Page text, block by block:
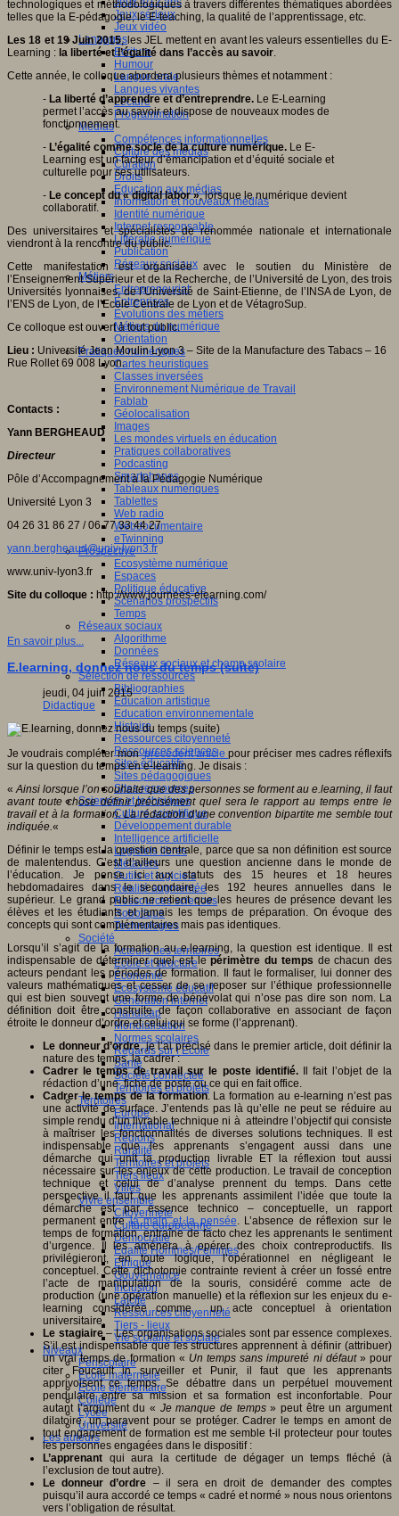
Jeux sérieux
Jeux vidéo
Langages
Ecriture
Humour
Langue orale
Langues vivantes
Lecture
Programmation
Médias
Compétences informationnelles
Culture des médias
Curation
Droits
Education aux médias
Information et nouveaux médias
Identité numérique
Internet responsable
Littératie numérique
Publication
Réseaux sociaux
Métiers
Entrepreneuriat
Entreprises
Evolutions des métiers
Métiers du numérique
Orientation
Pratiques numériques
Cartes heuristiques
Classes inversées
Environnement Numérique de Travail
Fablab
Géolocalisation
Images
Les mondes virtuels en éducation
Pratiques collaboratives
Podcasting
Smartphones
Tableaux numériques
Tablettes
Web radio
Webdocumentaire
eTwinning
Prospective
Ecosystème numérique
Espaces
Politique éducative
Scénarios prospectifs
Temps
Réseaux sociaux
Algorithme
Données
Réseaux sociaux et champ scolaire
Sélection de ressources
Bibliographies
Education artistique
Education environnementale
Histoire
Ressources citoyenneté
Ressources sciences
Sites éducatifs
Sites pédagogiques
Sites ressources
Sciences et techniques
Culture scientifique
Développement durable
Intelligence artificielle
Logiciels libres
Métavers
Outils et logiciels
Réalité augmentée
Ressources sciences
Robotique
Technologies
Société
Acteurs des territoires
Ecole et structure
Economie
Ecosystème éducatif
Génération internet
Handicap
Mondialisation
Normes scolaires
Regards sur l’Ecole
Santé
Société connectée
Territoires et projets
Territoires
Europe
International
Régions
Ruralité
Territoires et projets
Tiers lieux
Villes
Vivre ensemble
Citoyenneté
Culture européenne
Démocratie
Egalité Hommes/Femmes
Ethique
Gouvernance
Inclusion
Laïcité
Ressources citoyenneté
Tiers - lieux
Vie scolaire et sociale
Niveaux
Périscolaire
Ecole maternelle
Ecole élémentaire
Collège
Lycée
Université
Les auteurs
technologiques et méthodologiques à travers différentes thématiques abordées
telles que la E-pédagogie, le E-teaching, la qualité de l’apprentissage, etc.
Les 18 et 19 Juin 2015, les JEL mettent en avant les valeurs essentielles du E-
Learning : la liberté et l’égalité dans l’accès au savoir.
Cette année, le colloque abordera plusieurs thèmes et notamment :
- La liberté d’apprendre et d’entreprendre. Le E-Learning
permet l’accès au savoir et dispose de nouveaux modes de
fonctionnement.
- L’égalité comme socle de la culture numérique. Le E-
Learning est un facteur d’émancipation et d’équité sociale et
culturelle pour ses utilisateurs.
- Le concept du « digital labor », lorsque le numérique devient
collaboratif.
Des universitaires et spécialistes de renommée nationale et internationale
viendront à la rencontre du public.
Cette manifestation est organisée avec le soutien du Ministère de
l’Enseignement Supérieur et de la Recherche, de l’Université de Lyon, des trois
Universités lyonnaises, de l’Université de Saint-Etienne, de l’INSA de Lyon, de
l’ENS de Lyon, de l’Ecole Centrale de Lyon et de VétagroSup.
Ce colloque est ouvert à tout public.
Lieu : Université Jean Moulin Lyon 3 – Site de la Manufacture des Tabacs – 16
Rue Rollet 69 008 Lyon.
Contacts :
Yann BERGHEAUD
Directeur
Pôle d’Accompagnement à la Pédagogie Numérique
Université Lyon 3
04 26 31 86 27 / 06 77 33 44 27
yann.bergheaud@univ-lyon3.fr
www.univ-lyon3.fr
Site du colloque : http://www.journees-elearning.com/
En savoir plus...
E.learning, donnez nous du temps (suite)
jeudi, 04 juin 2015
Didactique
Je voudrais compléter monprécédent articlepour préciser mes cadres réflexifs
sur la question du temps en e-learning. Je disais :
«Ainsi lorsque l’on souhaite que des personnes se forment au e.learning, il faut
avant toute chose définir précisément quel sera le rapport au temps entre le
travail et à la formation. La rédaction d’une convention bipartite me semble tout
indiquée.«
Définir le temps est la question centrale, parce que sa non définition est source
de malentendus. C’est d’ailleurs une question ancienne dans le monde de
l’éducation. Je pense ici aux statuts des 15 heures et 18 heures
hebdomadaires dans le secondaire, les 192 heures annuelles dans le
supérieur. Le grand public ne retient que les heures de présence devant les
élèves et les étudiants et jamais les temps de préparation. On évoque des
concepts qui sont complémentaires mais pas identiques.
Lorsqu’il s’agit de la formation au e.learning, la question est identique. Il est
indispensable de déterminer quel est lepérimètre du temps de chacun des
acteurs pendant les périodes de formation. Il faut le formaliser, lui donner des
valeurs mathématiques et cesser de se reposer sur l’éthique professionnelle
qui est bien souvent une forme de bénévolat qui n’ose pas dire son nom. La
définition doit être construite de façon collaborative en associant de façon
étroite le donneur d’ordre et celui qui se forme (l’apprenant).
Le donneur d’ordre, je l’ai précisé dans le premier article, doit définir la
nature des temps, la cadrer :
Cadrer le temps de travail sur le poste identifié.Il fait l’objet de la
rédaction d’une fiche de poste ou ce qui en fait office.
Cadrer le temps de la formation. La formation au e-learning n’est pas
une activité de surface. J’entends pas là qu’elle ne peut se réduire au
simple rendu d’un livrable technique ni à atteindre l’objectif qui consiste
à maîtriser les fonctionnalités de diverses solutions techniques. Il est
indispensable que les apprenants s’engagent aussi dans une
démarche qui unit la production livrable ET la réflexion tout aussi
nécessaire sur les enjeux de cette production. Le travail de conception
technique et celui de d’analyse prennent du temps. Dans cette
perspective il faut que les apprenants assimilent l’idée que toute la
démarche est par essence technico – conceptuelle, un rapport
permanent entrela main et la pensée. L’absence de réflexion sur le
temps de formation, entraîne de facto chez les apprenants le sentiment
d’urgence. Il les amènera à opérer des choix contreproductifs. Ils
privilégieront, en toute logique, l’opérationnel en négligeant le
conceptuel. Cette dichotomie contrainte revient à créer un fossé entre
l’acte de manipulation de la souris, considéré comme acte de
production (une opération manuelle) et la réflexion sur les enjeux du e-
learning considérée comme un acte conceptuel à orientation
universitaire.
Le stagiaire– Les organisations sociales sont par essence complexes.
S’il est indispensable que les structures apprennent à définir (attribuer)
un vrai temps de formation « Un temps sans impureté ni défaut» pour
citer Foucault in surveiller et Punir, il faut que les apprenants
apprivoisent ce temps. Se débattre dans un perpétuel mouvement
pendulaire entre sa mission et sa formation est inconfortable. Pour
autant l’argument du « Je manque de temps» peut être un argument
dilatoire, un paravent pour se protéger. Cadrer le temps en amont de
tout engagement de formation est me semble t-il protecteur pour toutes
les personnes engagées dans le dispositif :
L’apprenant qui aura la certitude de dégager un temps fléché (à
l’exclusion de tout autre).
Le donneur d’ordre – il sera en droit de demander des comptes
puisqu’il aura accordé ce temps « cadré et normé » nous nous orientons
vers l’obligation de résultat.